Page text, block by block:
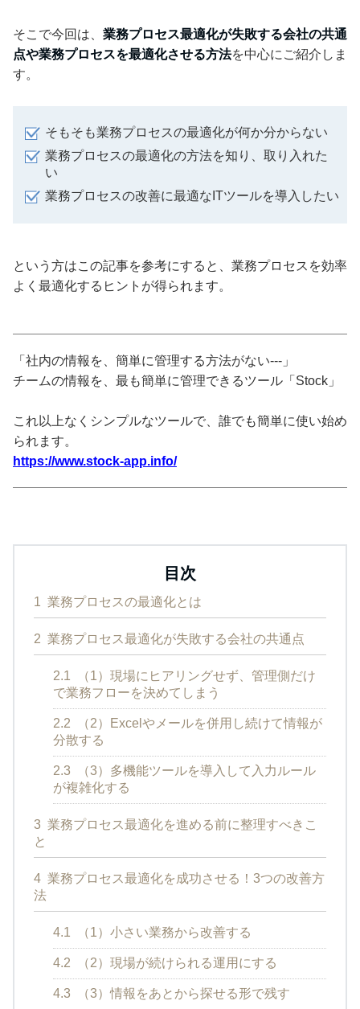
そこで今回は、 業務プロセス最適化が失敗する会社の共通
点や業務プロセスを最適化させる方法を中心にご紹介しま
す。
そもそも業務プロセスの最適化が何か分からない
業務プロセスの最適化の方法を知り、取り入れた
い
業務プロセスの改善に最適なITツールを導入したい
という方はこの記事を参考にすると、業務プロセスを効率
よく最適化するヒントが得られます。
「社内の情報を、簡単に管理する方法がない---」
チームの情報を、最も簡単に管理できるツール「Stock」
これ以上なくシンプルなツールで、誰でも簡単に使い始め
られます。
https://www.stock-app.info/
目次
1 業務プロセスの最適化とは
2 業務プロセス最適化が失敗する会社の共通点
2.1
（1）現場にヒアリングせず、管理側だけ
で業務フローを決めてしまう
2.2
（2）Excelやメールを併用し続けて情報が
分散する
2.3
（3）多機能ツールを導入して入力ルール
が複雑化する
3 業務プロセス最適化を進める前に整理すべきこ
と
4 業務プロセス最適化を成功させる！3つの改善方
法
4.1 （1）小さい業務から改善する
4.2 （2）現場が続けられる運用にする
4.3 （3）情報をあとから探せる形で残す